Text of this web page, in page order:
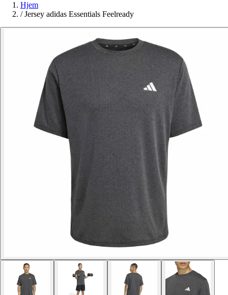
Hjem
/ Jersey adidas Essentials Feelready